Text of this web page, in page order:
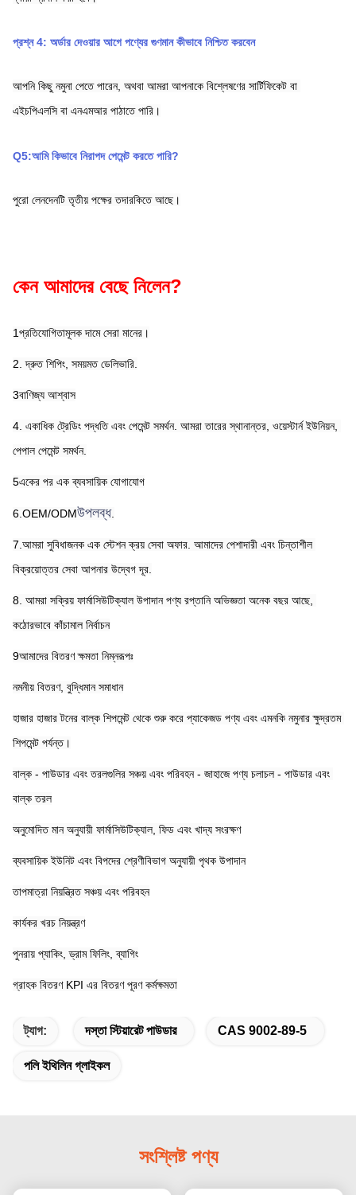
প্রশ্ন 4: অর্ডার দেওয়ার আগে পণ্যের গুণমান কীভাবে নিশ্চিত করবেন
আপনি কিছু নমুনা পেতে পারেন, অথবা আমরা আপনাকে বিশ্লেষণের সার্টিফিকেট বা
এইচপিএলসি বা এনএমআর পাঠাতে পারি।
Q5:আমি কিভাবে নিরাপদ পেমেন্ট করতে পারি?
পুরো লেনদেনটি তৃতীয় পক্ষের তদারকিতে আছে।
কেন আমাদের বেছে নিলেন?
1প্রতিযোগিতামূলক দামে সেরা মানের।
2. দ্রুত শিপিং, সময়মত ডেলিভারি.
3বাণিজ্য আশ্বাস
4. একাধিক ট্রেডিং পদ্ধতি এবং পেমেন্ট সমর্থন. আমরা তারের স্থানান্তর, ওয়েস্টার্ন ইউনিয়ন,
পেপাল পেমেন্ট সমর্থন.
5একের পর এক ব্যবসায়িক যোগাযোগ
6.OEM/ODMউপলব্ধ.
7.আমরা সুবিধাজনক এক স্টেশন ক্রয় সেবা অফার. আমাদের পেশাদারী এবং চিন্তাশীল
বিক্রয়োত্তর সেবা আপনার উদ্বেগ দূর.
8. আমরা সক্রিয় ফার্মাসিউটিক্যাল উপাদান পণ্য রপ্তানি অভিজ্ঞতা অনেক বছর আছে,
কঠোরভাবে কাঁচামাল নির্বাচন
9আমাদের বিতরণ ক্ষমতা নিম্নরূপঃ
নমনীয় বিতরণ, বুদ্ধিমান সমাধান
হাজার হাজার টনের বাল্ক শিপমেন্ট থেকে শুরু করে প্যাকেজড পণ্য এবং এমনকি নমুনার ক্ষুদ্রতম
শিপমেন্ট পর্যন্ত।
বাল্ক - পাউডার এবং তরলগুলির সঞ্চয় এবং পরিবহন - জাহাজে পণ্য চলাচল - পাউডার এবং
বাল্ক তরল
অনুমোদিত মান অনুযায়ী ফার্মাসিউটিক্যাল, ফিড এবং খাদ্য সংরক্ষণ
ব্যবসায়িক ইউনিট এবং বিপদের শ্রেণীবিভাগ অনুযায়ী পৃথক উপাদান
তাপমাত্রা নিয়ন্ত্রিত সঞ্চয় এবং পরিবহন
কার্যকর খরচ নিয়ন্ত্রণ
পুনরায় প্যাকিং, ড্রাম ফিলিং, ব্যাগিং
গ্রাহক বিতরণ KPI এর বিতরণ পূরণ কর্মক্ষমতা
ট্যাগ: দস্তা স্টিয়ারেট পাউডার CAS 9002-89-5
পলি ইথিলিন গ্লাইকল
সংশ্লিষ্ট পণ্য